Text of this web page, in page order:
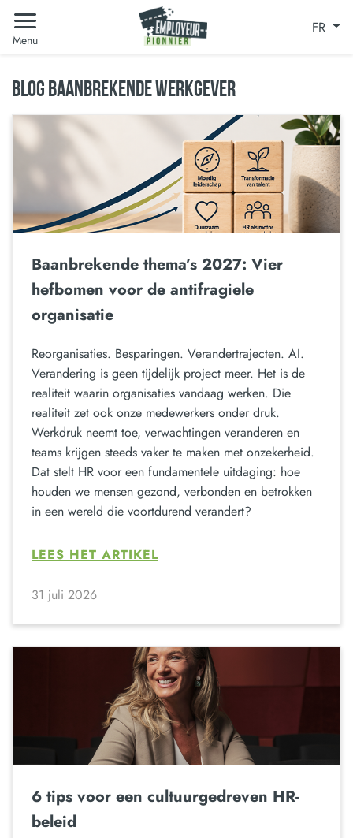
Menu
FR
BLOG BAANBREKENDE WERKGEVER
Baanbrekende thema’s 2027: Vier
hefbomen voor de antifragiele
organisatie
Reorganisaties. Besparingen. Verandertrajecten. AI.
Verandering is geen tijdelijk project meer. Het is de
realiteit waarin organisaties vandaag werken. Die
realiteit zet ook onze medewerkers onder druk.
Werkdruk neemt toe, verwachtingen veranderen en
teams krijgen steeds vaker te maken met onzekerheid.
Dat stelt HR voor een fundamentele uitdaging: hoe
houden we mensen gezond, verbonden en betrokken
in een wereld die voortdurend verandert?
LEES HET ARTIKEL
31 juli 2026
6 tips voor een cultuurgedreven HR-
beleid